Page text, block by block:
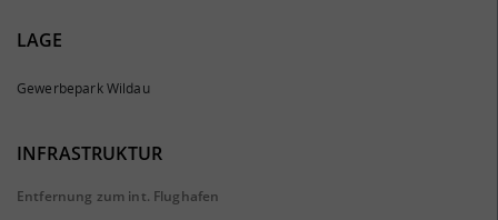
LAGE
Gewerbepark Wildau
INFRASTRUKTUR
Entfernung zum int. Flughafen